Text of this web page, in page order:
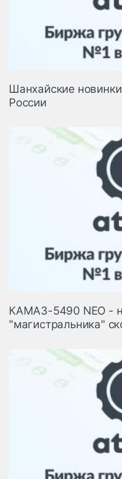
Шанхайские
России
КАМАЗ-5490 NEO -
"магистральника"